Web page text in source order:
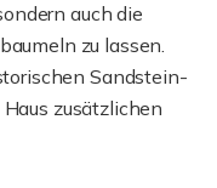
auch die
zu lassen.
Sandstein-
zusätzlichen